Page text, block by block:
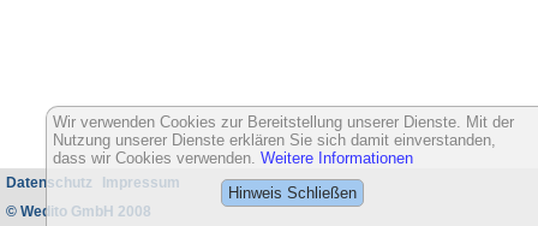
Datenschutz
Impressum
© Wedito GmbH 2008
Wir verwenden Cookies zur Bereitstellung unserer Dienste. Mit der
Nutzung unserer Dienste erklären Sie sich damit einverstanden,
dass wir Cookies verwenden. Weitere Informationen
Hinweis Schließen